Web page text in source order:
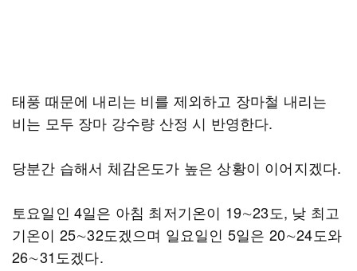
태풍 때문에 내리는 비를 제외하고 장마철 내리는
비는 모두 장마 강수량 산정 시 반영한다.
당분간 습해서 체감온도가 높은 상황이 이어지겠다.
토요일인 4일은 아침 최저기온이 19∼23도, 낮 최고
기온이 25∼32도겠으며 일요일인 5일은 20∼24도와
26∼31도겠다.